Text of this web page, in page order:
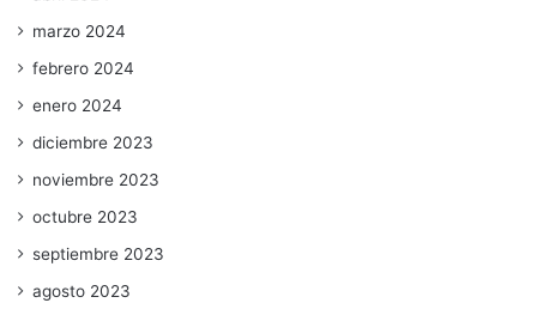
marzo 2024
febrero 2024
enero 2024
diciembre 2023
noviembre 2023
octubre 2023
septiembre 2023
agosto 2023